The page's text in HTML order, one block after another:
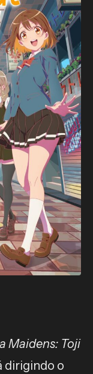
Maidens: Toji
dirigindo o